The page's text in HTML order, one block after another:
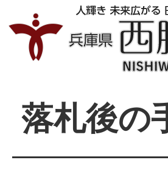
落札後の